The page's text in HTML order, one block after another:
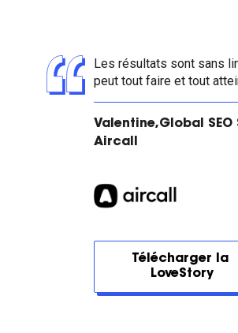
Les résultats sont sans
peut tout faire et tout
Valentine,Global
Aircall
Télécharger la
LoveStory